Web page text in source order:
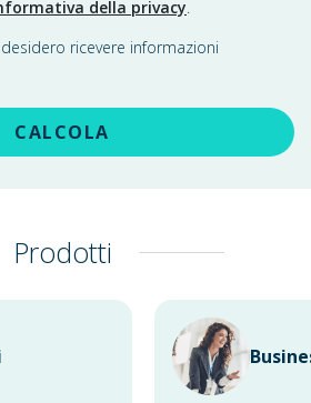
della privacy.
ricevere informazioni
CALCOLA
Prodotti